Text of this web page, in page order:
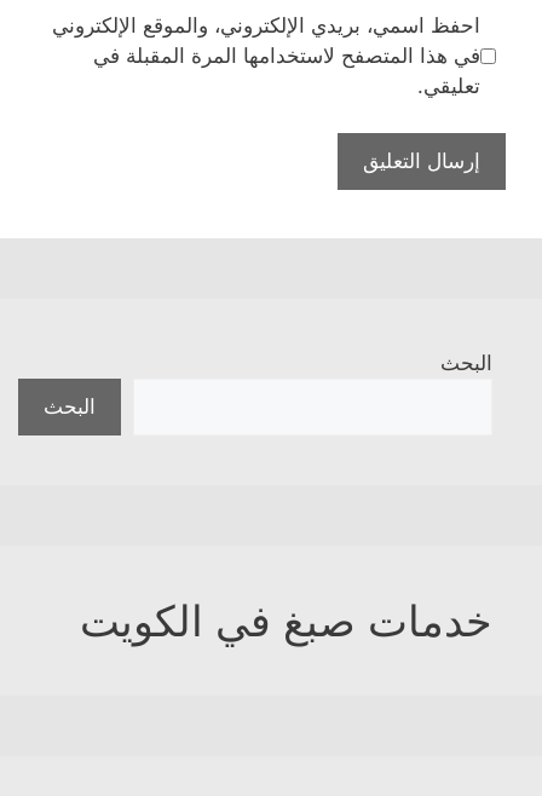
احفظ اسمي، بريدي الإلكتروني، والموقع الإلكتروني
في هذا المتصفح لاستخدامها المرة المقبلة في
تعليقي.
البحث
البحث
خدمات صبغ في الكويت